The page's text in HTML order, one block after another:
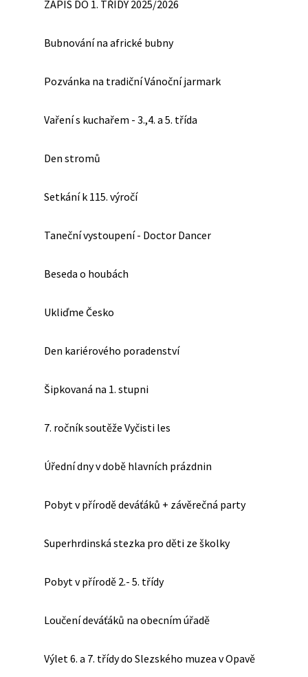
ZÁPIS DO 1. TŘÍDY 2025/2026
Bubnování na africké bubny
Pozvánka na tradiční Vánoční jarmark
Vaření s kuchařem - 3.,4. a 5. třída
Den stromů
Setkání k 115. výročí
Taneční vystoupení - Doctor Dancer
Beseda o houbách
Ukliďme Česko
Den kariérového poradenství
Šipkovaná na 1. stupni
7. ročník soutěže Vyčisti les
Úřední dny v době hlavních prázdnin
Pobyt v přírodě deváťáků + závěrečná party
Superhrdinská stezka pro děti ze školky
Pobyt v přírodě 2.- 5. třídy
Loučení deváťáků na obecním úřadě
Výlet 6. a 7. třídy do Slezského muzea v Opavě